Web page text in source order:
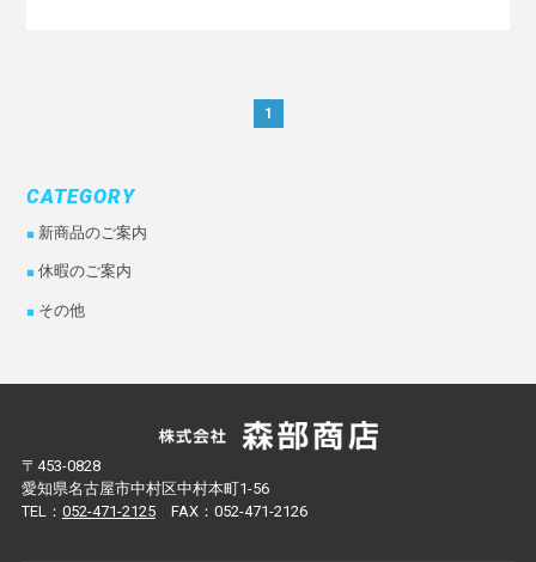
1
CATEGORY
新商品のご案内
休暇のご案内
その他
〒453-0828
愛知県名古屋市中村区中村本町1-56
TEL： 052-471-2125FAX：052-471-2126